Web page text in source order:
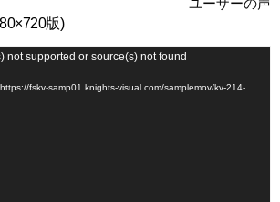
ユーザーの声
版)
not supported or source(s) not found
fskv-samp01.knights-visual.com/samplemov/kv-214-